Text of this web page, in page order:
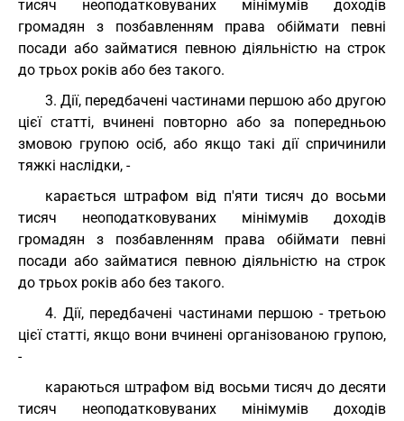
тисяч неоподатковуваних мінімумів доходів
громадян з позбавленням права обіймати певні
посади або займатися певною діяльністю на строк
до трьох років або без такого.
3. Дії, передбачені частинами першою або другою
цієї статті, вчинені повторно або за попередньою
змовою групою осіб, або якщо такі дії спричинили
тяжкі наслідки, -
карається штрафом від п'яти тисяч до восьми
тисяч неоподатковуваних мінімумів доходів
громадян з позбавленням права обіймати певні
посади або займатися певною діяльністю на строк
до трьох років або без такого.
4. Дії, передбачені частинами першою - третьою
цієї статті, якщо вони вчинені організованою групою,
-
караються штрафом від восьми тисяч до десяти
тисяч неоподатковуваних мінімумів доходів